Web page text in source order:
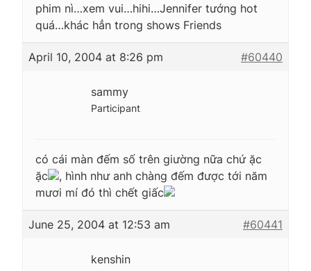
phim nì…xem vui…hihi…Jennifer tướng hot
quá…khác hẳn trong shows Friends
April 10, 2004 at 8:26 pm #60440
sammy
Participant
có cái màn đếm số trên giường nữa chứ ặc
ặc
, hình như anh chàng đếm được tới năm
mươi mí đó thì chết giấc
June 25, 2004 at 12:53 am #60441
kenshin